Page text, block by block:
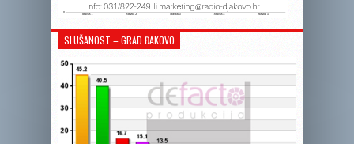
SLUŠANOST – GRAD ĐAKOVO